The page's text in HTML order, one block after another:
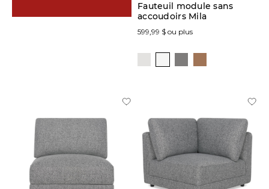
Fauteuil module sans
accoudoirs Mila
599,99 $ ou plus